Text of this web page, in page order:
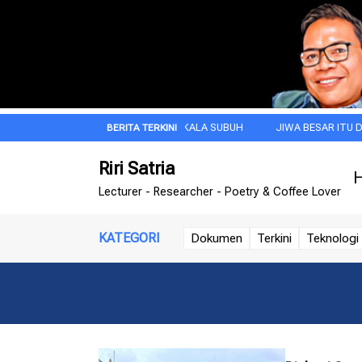
DOA PAGI INI DI KALA SUBUH JIWA BESAR ITU DIMULAI DARI
Riri Satria
Lecturer - Researcher - Poetry & Coffee Lover
KATEGORI Dokumen Terkini